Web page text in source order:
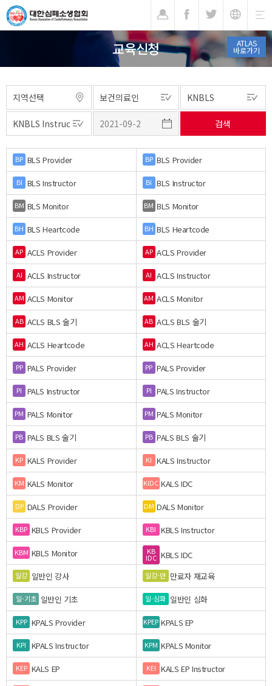
ATLAS
바로가기
교육신청
BP BLS Provider BP BLS Provider
BI BLS Instructor BI BLS Instructor
BM BLS Monitor BM BLS Monitor
BH BLS Heartcode BH BLS Heartcode
AP ACLS Provider AP ACLS Provider
AI ACLS Instructor AI ACLS Instructor
AM ACLS Monitor AM ACLS Monitor
AB ACLS BLS 술기 AB ACLS BLS 술기
AH ACLS Heartcode AH ACLS Heartcode
PP PALS Provider PP PALS Provider
PI PALS Instructor PI PALS Instructor
PM PALS Monitor PM PALS Monitor
PB PALS BLS 술기 PB PALS BLS 술기
KP KALS Provider KI KALS Instructor
KM KALS Monitor KIDC KALS IDC
DP DALS Provider DM DALS Monitor
KBP KBLS Provider KBI KBLS Instructor
KBM KBLS Monitor KB
IDC KBLS IDC
일강 일반인 강사 일강-만 만료자 재교육
일-기초 일반인 기초 일-심화 일반인 심화
KPP KPALS Provider KPEP KPALS EP
KPI KPALS Instructor KPM KPALS Monitor
KEP KALS EP KEI KALS EP Instructor